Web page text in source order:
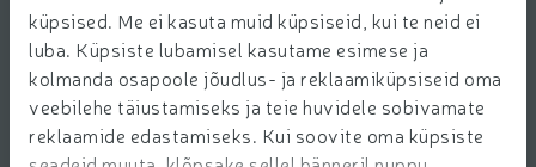
küpsised. Me ei kasuta muid küpsiseid, kui te neid ei
luba. Küpsiste lubamisel kasutame esimese ja
kolmanda osapoole jõudlus- ja reklaamiküpsiseid oma
veebilehe täiustamiseks ja teie huvidele sobivamate
reklaamide edastamiseks. Kui soovite oma küpsiste